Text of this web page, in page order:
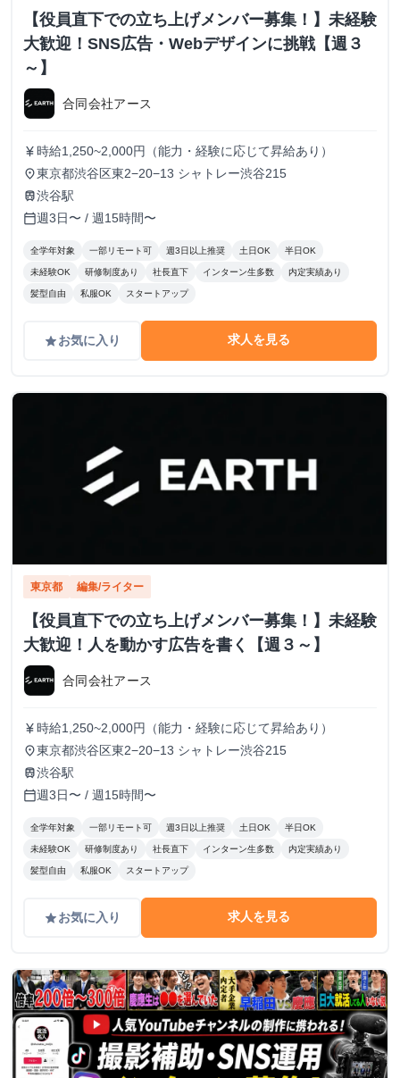
【役員直下での立ち上げメンバー募集！】未経験
大歓迎！SNS広告・Webデザインに挑戦【週３
～】
合同会社アース
currency_yen 時給1,250~2,000円（能力・経験に応じて昇給あり）
place東京都渋谷区東2−20−13 シャトレー渋谷215
train渋谷駅
calendar_today週3日〜 / 週15時間〜
全学年対象 一部リモート可 週3日以上推奨 土日OK 半日OK
未経験OK 研修制度あり 社長直下 インターン生多数 内定実績あり
髪型自由 私服OK スタートアップ
gradeお気に入り 求人を見る
東京都 編集/ライター
【役員直下での立ち上げメンバー募集！】未経験
大歓迎！人を動かす広告を書く【週３～】
合同会社アース
currency_yen 時給1,250~2,000円（能力・経験に応じて昇給あり）
place東京都渋谷区東2−20−13 シャトレー渋谷215
train渋谷駅
calendar_today週3日〜 / 週15時間〜
全学年対象 一部リモート可 週3日以上推奨 土日OK 半日OK
未経験OK 研修制度あり 社長直下 インターン生多数 内定実績あり
髪型自由 私服OK スタートアップ
gradeお気に入り 求人を見る